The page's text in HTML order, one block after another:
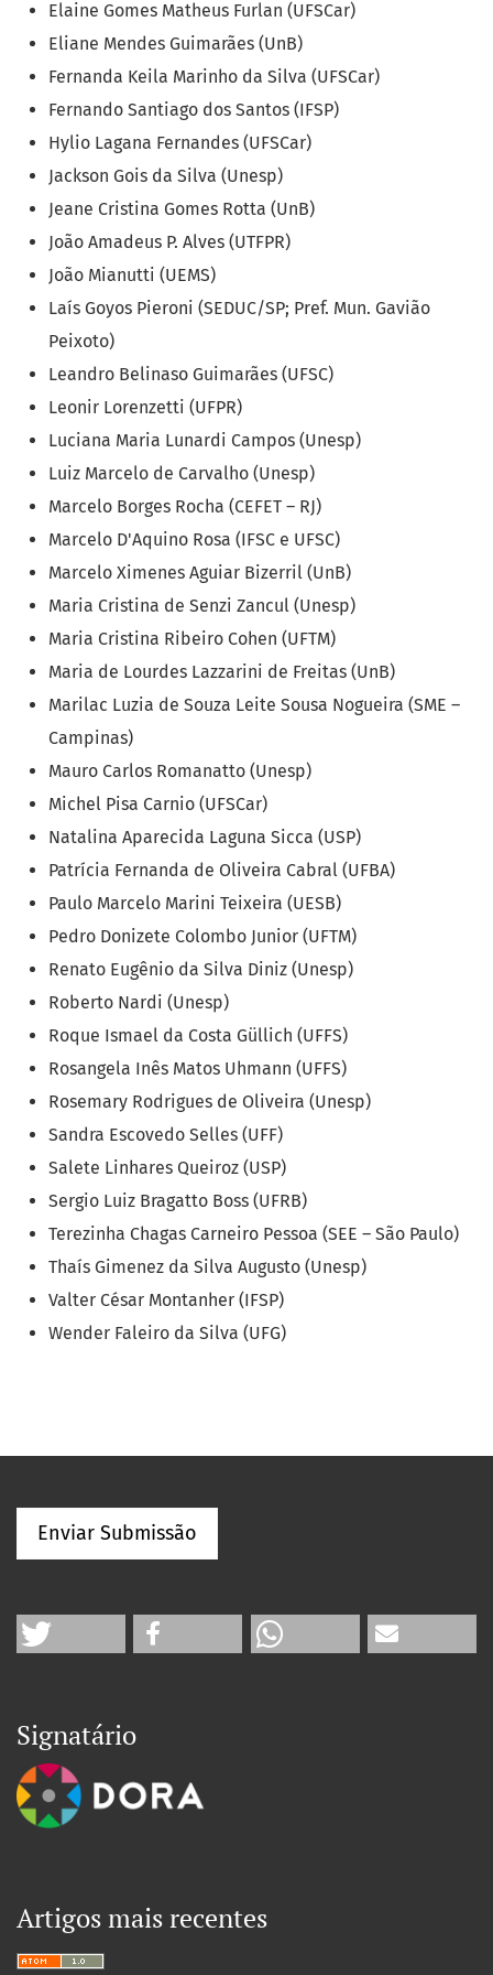
Elaine Gomes Matheus Furlan (UFSCar)
Eliane Mendes Guimarães (UnB)
Fernanda Keila Marinho da Silva (UFSCar)
Fernando Santiago dos Santos (IFSP)
Hylio Lagana Fernandes (UFSCar)
Jackson Gois da Silva (Unesp)
Jeane Cristina Gomes Rotta (UnB)
João Amadeus P. Alves (UTFPR)
João Mianutti (UEMS)
Laís Goyos Pieroni (SEDUC/SP; Pref. Mun. Gavião
Peixoto)
Leandro Belinaso Guimarães (UFSC)
Leonir Lorenzetti (UFPR)
Luciana Maria Lunardi Campos (Unesp)
Luiz Marcelo de Carvalho (Unesp)
Marcelo Borges Rocha (CEFET – RJ)
Marcelo D'Aquino Rosa (IFSC e UFSC)
Marcelo Ximenes Aguiar Bizerril (UnB)
Maria Cristina de Senzi Zancul (Unesp)
Maria Cristina Ribeiro Cohen (UFTM)
Maria de Lourdes Lazzarini de Freitas (UnB)
Marilac Luzia de Souza Leite Sousa Nogueira (SME –
Campinas)
Mauro Carlos Romanatto (Unesp)
Michel Pisa Carnio (UFSCar)
Natalina Aparecida Laguna Sicca (USP)
Patrícia Fernanda de Oliveira Cabral (UFBA)
Paulo Marcelo Marini Teixeira (UESB)
Pedro Donizete Colombo Junior (UFTM)
Renato Eugênio da Silva Diniz (Unesp)
Roberto Nardi (Unesp)
Roque Ismael da Costa Güllich (UFFS)
Rosangela Inês Matos Uhmann (UFFS)
Rosemary Rodrigues de Oliveira (Unesp)
Sandra Escovedo Selles (UFF)
Salete Linhares Queiroz (USP)
Sergio Luiz Bragatto Boss (UFRB)
Terezinha Chagas Carneiro Pessoa (SEE – São Paulo)
Thaís Gimenez da Silva Augusto (Unesp)
Valter César Montanher (IFSP)
Wender Faleiro da Silva (UFG)
Enviar Submissão
Signatário
Artigos mais recentes